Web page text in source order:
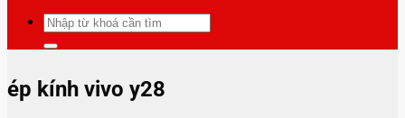
Tìm
kiếm:
ép kính vivo y28